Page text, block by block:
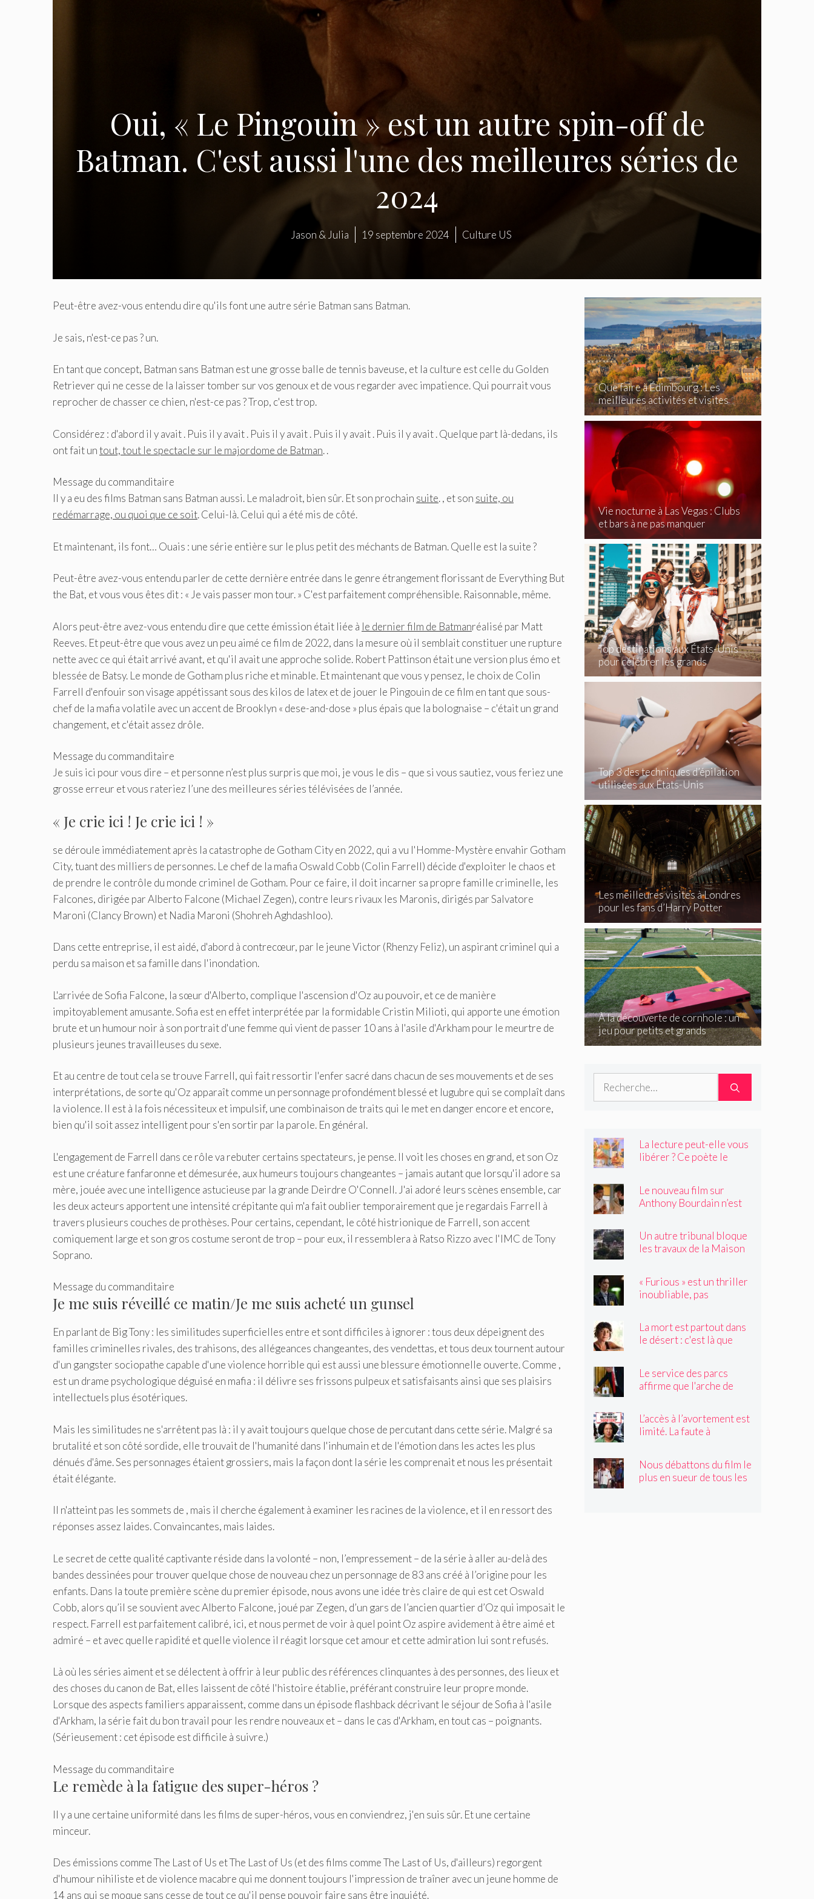
Oui, « Le Pingouin » est un autre spin-off de
Batman. C'est aussi l'une des meilleures séries de
2024
Jason & Julia 19 septembre 2024 Culture US
Peut-être avez-vous entendu dire qu'ils font une autre série Batman sans Batman.
Je sais, n'est-ce pas ? un.
En tant que concept, Batman sans Batman est une grosse balle de tennis baveuse, et la culture est celle du Golden
Retriever qui ne cesse de la laisser tomber sur vos genoux et de vous regarder avec impatience. Qui pourrait vous
reprocher de chasser ce chien, n'est-ce pas ? Trop, c'est trop.
Considérez : d'abord il y avait . Puis il y avait . Puis il y avait . Puis il y avait . Puis il y avait . Quelque part là-dedans, ils
ont fait untout, tout le spectacle sur le majordome de Batman. .
Message du commanditaire
Il y a eu des films Batman sans Batman aussi. Le maladroit, bien sûr. Et son prochain suite. , et son suite, ou
redémarrage, ou quoi que ce soit. Celui-là. Celui qui a été mis de côté.
Et maintenant, ils font… Ouais : une série entière sur le plus petit des méchants de Batman. Quelle est la suite ?
Peut-être avez-vous entendu parler de cette dernière entrée dans le genre étrangement florissant de Everything But
the Bat, et vous vous êtes dit : « Je vais passer mon tour. » C'est parfaitement compréhensible. Raisonnable, même.
Alors peut-être avez-vous entendu dire que cette émission était liée à le dernier film de Batmanréalisé par Matt
Reeves. Et peut-être que vous avez un peu aimé ce film de 2022, dans la mesure où il semblait constituer une rupture
nette avec ce qui était arrivé avant, et qu'il avait une approche solide. Robert Pattinson était une version plus émo et
blessée de Batsy. Le monde de Gotham plus riche et minable. Et maintenant que vous y pensez, le choix de Colin
Farrell d'enfouir son visage appétissant sous des kilos de latex et de jouer le Pingouin de ce film en tant que sous-
chef de la mafia volatile avec un accent de Brooklyn « dese-and-dose » plus épais que la bolognaise – c'était un grand
changement, et c'était assez drôle.
Message du commanditaire
Je suis ici pour vous dire – et personne n’est plus surpris que moi, je vous le dis – que si vous sautiez, vous feriez une
grosse erreur et vous rateriez l’une des meilleures séries télévisées de l’année.
« Je crie ici ! Je crie ici ! »
se déroule immédiatement après la catastrophe de Gotham City en 2022, qui a vu l'Homme-Mystère envahir Gotham
City, tuant des milliers de personnes. Le chef de la mafia Oswald Cobb (Colin Farrell) décide d'exploiter le chaos et
de prendre le contrôle du monde criminel de Gotham. Pour ce faire, il doit incarner sa propre famille criminelle, les
Falcones, dirigée par Alberto Falcone (Michael Zegen), contre leurs rivaux les Maronis, dirigés par Salvatore
Maroni (Clancy Brown) et Nadia Maroni (Shohreh Aghdashloo).
Dans cette entreprise, il est aidé, d'abord à contrecœur, par le jeune Victor (Rhenzy Feliz), un aspirant criminel qui a
perdu sa maison et sa famille dans l'inondation.
L'arrivée de Sofia Falcone, la sœur d'Alberto, complique l'ascension d'Oz au pouvoir, et ce de manière
impitoyablement amusante. Sofia est en effet interprétée par la formidable Cristin Milioti, qui apporte une émotion
brute et un humour noir à son portrait d'une femme qui vient de passer 10 ans à l'asile d'Arkham pour le meurtre de
plusieurs jeunes travailleuses du sexe.
Et au centre de tout cela se trouve Farrell, qui fait ressortir l'enfer sacré dans chacun de ses mouvements et de ses
interprétations, de sorte qu'Oz apparaît comme un personnage profondément blessé et lugubre qui se complaît dans
la violence. Il est à la fois nécessiteux et impulsif, une combinaison de traits qui le met en danger encore et encore,
bien qu'il soit assez intelligent pour s'en sortir par la parole. En général.
L'engagement de Farrell dans ce rôle va rebuter certains spectateurs, je pense. Il voit les choses en grand, et son Oz
est une créature fanfaronne et démesurée, aux humeurs toujours changeantes – jamais autant que lorsqu'il adore sa
mère, jouée avec une intelligence astucieuse par la grande Deirdre O'Connell. J'ai adoré leurs scènes ensemble, car
les deux acteurs apportent une intensité crépitante qui m'a fait oublier temporairement que je regardais Farrell à
travers plusieurs couches de prothèses. Pour certains, cependant, le côté histrionique de Farrell, son accent
comiquement large et son gros costume seront de trop – pour eux, il ressemblera à Ratso Rizzo avec l'IMC de Tony
Soprano.
Message du commanditaire
Je me suis réveillé ce matin/Je me suis acheté un gunsel
En parlant de Big Tony : les similitudes superficielles entre et sont difficiles à ignorer : tous deux dépeignent des
familles criminelles rivales, des trahisons, des allégeances changeantes, des vendettas, et tous deux tournent autour
d'un gangster sociopathe capable d'une violence horrible qui est aussi une blessure émotionnelle ouverte. Comme ,
est un drame psychologique déguisé en mafia : il délivre ses frissons pulpeux et satisfaisants ainsi que ses plaisirs
intellectuels plus ésotériques.
Mais les similitudes ne s'arrêtent pas là : il y avait toujours quelque chose de percutant dans cette série. Malgré sa
brutalité et son côté sordide, elle trouvait de l'humanité dans l'inhumain et de l'émotion dans les actes les plus
dénués d'âme. Ses personnages étaient grossiers, mais la façon dont la série les comprenait et nous les présentait
était élégante.
Il n'atteint pas les sommets de , mais il cherche également à examiner les racines de la violence, et il en ressort des
réponses assez laides. Convaincantes, mais laides.
Le secret de cette qualité captivante réside dans la volonté – non, l’empressement – ​​de la série à aller au-delà des
bandes dessinées pour trouver quelque chose de nouveau chez un personnage de 83 ans créé à l’origine pour les
enfants. Dans la toute première scène du premier épisode, nous avons une idée très claire de qui est cet Oswald
Cobb, alors qu’il se souvient avec Alberto Falcone, joué par Zegen, d’un gars de l’ancien quartier d’Oz qui imposait le
respect. Farrell est parfaitement calibré, ici, et nous permet de voir à quel point Oz aspire avidement à être aimé et
admiré – et avec quelle rapidité et quelle violence il réagit lorsque cet amour et cette admiration lui sont refusés.
Là où les séries aiment et se délectent à offrir à leur public des références clinquantes à des personnes, des lieux et
des choses du canon de Bat, elles laissent de côté l'histoire établie, préférant construire leur propre monde.
Lorsque des aspects familiers apparaissent, comme dans un épisode flashback décrivant le séjour de Sofia à l'asile
d'Arkham, la série fait du bon travail pour les rendre nouveaux et – dans le cas d'Arkham, en tout cas – poignants.
(Sérieusement : cet épisode est difficile à suivre.)
Message du commanditaire
Le remède à la fatigue des super-héros ?
Il y a une certaine uniformité dans les films de super-héros, vous en conviendrez, j'en suis sûr. Et une certaine
minceur.
Des émissions comme The Last of Us et The Last of Us (et des films comme The Last of Us, d'ailleurs) regorgent
d'humour nihiliste et de violence macabre qui me donnent toujours l'impression de traîner avec un jeune homme de
14 ans qui se moque sans cesse de tout ce qu'il pense pouvoir faire sans être inquiété.
Que faire à Édimbourg : Les
meilleures activités et visites
incontournables
Vie nocturne à Las Vegas : Clubs
et bars à ne pas manquer
Top destinations aux États-Unis
pour célébrer les grands
événements
Top 3 des techniques d’épilation
utilisées aux États-Unis
Les meilleures visites à Londres
pour les fans d’Harry Potter
À la découverte de cornhole : un
jeu pour petits et grands
Rechercher :
La lecture peut-elle vous
libérer ? Ce poète le
Le nouveau film sur
Anthony Bourdain n’est
Un autre tribunal bloque
les travaux de la Maison
suprême
« Furious » est un thriller
inoubliable, pas
La mort est partout dans
le désert : c'est là que
Le service des parcs
affirme que l'arche de
Pourrait-il être déplacé ?
L’accès à l’avortement est
limité. La faute à
Nous débattons du film le
plus en sueur de tous les